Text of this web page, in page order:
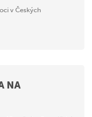
v Českých
NA